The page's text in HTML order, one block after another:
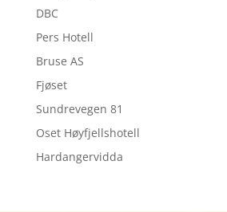
DBC
Pers Hotell
Bruse AS
Fjøset
Sundrevegen 81
Oset Høyfjellshotell
Hardangervidda